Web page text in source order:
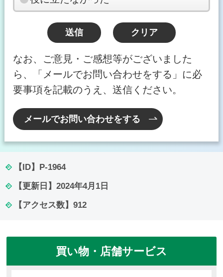
なお、ご意見・ご感想等がございました
ら、「メールでお問い合わせをする」に必
要事項を記載のうえ、送信ください。
メールでお問い合わせをする
【ID】 P-1964
【更新日】 2024年4月1日
【アクセス数】 912
買い物・店舗サービス